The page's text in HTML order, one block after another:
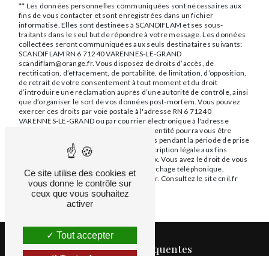
** Les données personnelles communiquées sont nécessaires aux
fins de vous contacter et sont enregistrées dans un fichier
informatisé. Elles sont destinées à SCANDIFLAM et ses sous-
traitants dans le seul but de répondre à votre message. Les données
collectées seront communiquées aux seuls destinataires suivants:
SCANDIFLAM RN 6 71240 VARENNES-LE-GRAND
scandiflam@orange.fr. Vous disposez de droits d’accès, de
rectification, d’effacement, de portabilité, de limitation, d’opposition,
de retrait de votre consentement à tout moment et du droit
d’introduire une réclamation auprès d’une autorité de contrôle, ainsi
que d’organiser le sort de vos données post-mortem. Vous pouvez
exercer ces droits par voie postale à l'adresse RN 6 71240
VARENNES-LE-GRAND ou par courrier électronique à l'adresse
scandiflam@orange.fr. Un justificatif d'identité pourra vous être
demandé. Nous conservons vos données pendant la période de prise
de contact puis pendant la durée de prescription légale aux fins
probatoires et de gestion des contentieux. Vous avez le droit de vous
inscrire sur la liste d'opposition au démarchage téléphonique,
disponible à cette adresse:Bloctel.gouv.fr. Consultez le site cnil.fr
pour plus d’informations sur vos droits.
Recherches fréquentes
Ce site utilise des cookies et
vous donne le contrôle sur
ceux que vous souhaitez
activer
Tout accepter